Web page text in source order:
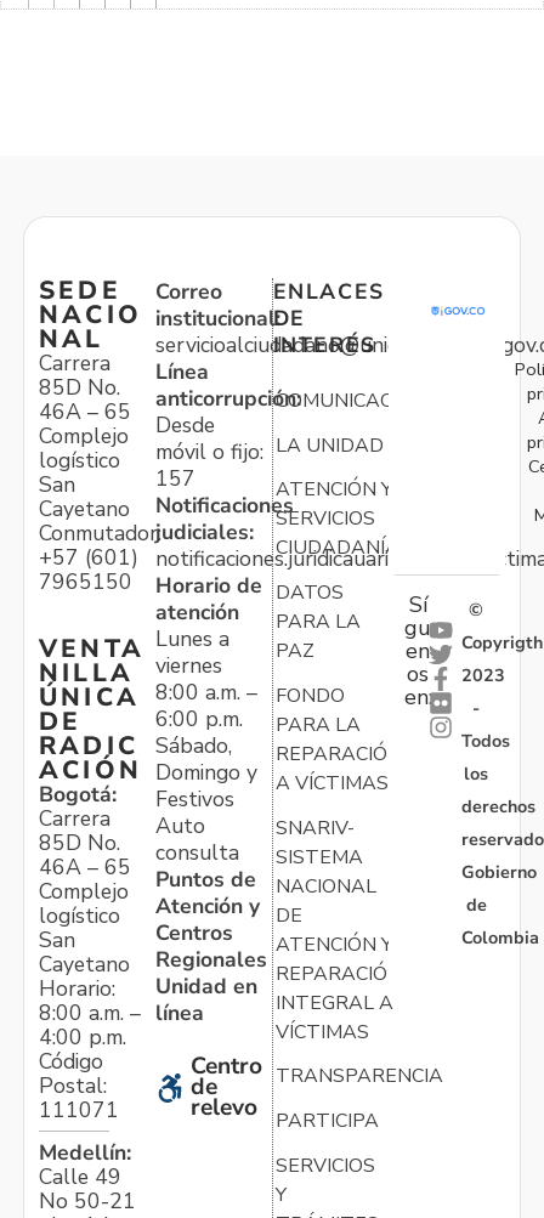
SEDE
NACIO
NAL
Carrera
85D No.
46A – 65
Complejo
logístico
San
Cayetano
Conmutador:
+57 (601)
7965150
VENTA
NILLA
ÚNICA
DE
RADIC
ACIÓN
Bogotá:
Carrera
85D No.
46A – 65
Complejo
logístico
San
Cayetano
Horario:
8:00 a.m. –
4:00 p.m.
Código
Postal:
111071
Medellín:
Calle 49
No 50-21
Correo
institucional:
Línea
anticorrupción:
Desde
móvil o fijo:
157
Notificaciones
judiciales:
Horario de
atención
Lunes a
viernes
8:00 a.m. –
6:00 p.m.
Sábado,
Domingo y
Festivos
Auto
consulta
Puntos de
Atención y
Centros
Regionales
Unidad en
línea
Centro
de
relevo
ENLACES
DE
INTERÉS
COMUNICACIONES
LA UNIDAD
ATENCIÓN Y
SERVICIOS
CIUDADANÍA
DATOS
PARA LA
PAZ
FONDO
PARA LA
REPARACIÓN
A VÍCTIMAS
SNARIV-
SISTEMA
NACIONAL
DE
ATENCIÓN Y
REPARACIÓN
INTEGRAL A
VÍCTIMAS
TRANSPARENCIA
PARTICIPA
SERVICIOS
Y
Sí
gu
en
os
en:
©
Copyrigth
2023
-
Todos
los
derechos
Gobierno
de
Colombia